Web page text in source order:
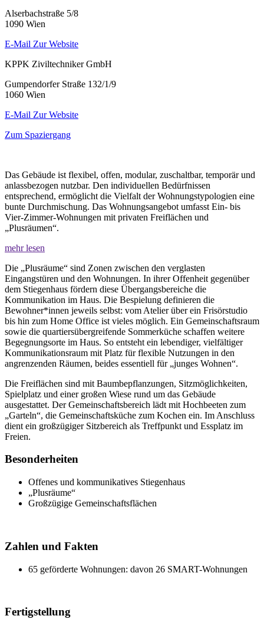
Alserbachstraße 5/8
1090 Wien
E-Mail Zur Website
KPPK Ziviltechniker GmbH
Gumpendorfer Straße 132/1/9
1060 Wien
E-Mail Zur Website
Zum Spaziergang
Das Gebäude ist flexibel, offen, modular, zuschaltbar, temporär und
anlassbezogen nutzbar. Den individuellen Bedürfnissen
entsprechend, ermöglicht die Vielfalt der Wohnungstypologien eine
bunte Durchmischung. Das Wohnungsangebot umfasst Ein- bis
Vier-Zimmer-Wohnungen mit privaten Freiflächen und
„Plusräumen“.
mehr lesen
Die „Plusräume“ sind Zonen zwischen den verglasten
Eingangstüren und den Wohnungen. In ihrer Offenheit gegenüber
dem Stiegenhaus fördern diese Übergangsbereiche die
Kommunikation im Haus. Die Bespielung definieren die
Bewohner*innen jeweils selbst: vom Atelier über ein Frisörstudio
bis hin zum Home Office ist vieles möglich. Ein Gemeinschaftsraum
sowie die quartiersübergreifende Sommerküche schaffen weitere
Begegnungsorte im Haus. So entsteht ein lebendiger, vielfältiger
Kommunikationsraum mit Platz für flexible Nutzungen in den
angrenzenden Räumen, beides essentiell für „junges Wohnen“.
Die Freiflächen sind mit Baumbepflanzungen, Sitzmöglichkeiten,
Spielplatz und einer großen Wiese rund um das Gebäude
ausgestattet. Der Gemeinschaftsbereich lädt mit Hochbeeten zum
„Garteln“, die Gemeinschaftsküche zum Kochen ein. Im Anschluss
dient ein großzügiger Sitzbereich als Treffpunkt und Essplatz im
Freien.
Besonderheiten
Offenes und kommunikatives Stiegenhaus
„Plusräume“
Großzügige Gemeinschaftsflächen
Zahlen und Fakten
65 geförderte Wohnungen: davon 26 SMART-Wohnungen
Fertigstellung